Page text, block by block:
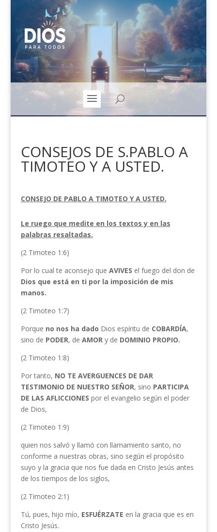
CONSEJOS DE S.PABLO A
TIMOTEO Y A USTED.
CONSEJO DE PABLO A TIMOTEO Y A USTED.
Le ruego que medite en los textos y en las
palabras resaltadas.
(2 Timoteo 1:6)
Por lo cual te aconsejo que AVIVES el fuego del don de
Dios que está en ti por la imposición de mis
manos.
(2 Timoteo 1:7)
Porque no nos ha dado Dios espíritu de COBARDÍA,
sino de PODER, de AMORy de DOMINIO PROPIO.
(2 Timoteo 1:8)
Por tanto, NO TE AVERGUENCES DE DAR
TESTIMONIO DE NUESTRO SEÑOR, sino PARTICIPA
DE LAS AFLICCIONES por el evangelio según el poder
de Dios,
(2 Timoteo 1:9)
quien nos salvó y llamó con llamamiento santo, no
conforme a nuestras obras, sino según el propósito
suyo y la gracia que nos fue dada en Cristo Jesús antes
de los tiempos de los siglos,
(2 Timoteo 2:1)
Tú, pues, hijo mío, ESFUÉRZATE en la gracia que es en
Cristo Jesús.